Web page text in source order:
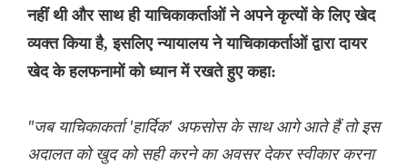
नहीं थी और साथ ही याचिकाकर्ताओं ने अपने कृत्यों के लिए खेद
व्यक्त किया है, इसलिए न्यायालय ने याचिकाकर्ताओं द्वारा दायर
खेद के हलफनामों को ध्यान में रखते हुए कहा:
"जब याचिकाकर्ता 'हार्दिक' अफसोस के साथ आगे आते हैं तो इस
अदालत को खुद को सही करने का अवसर देकर स्वीकार करना